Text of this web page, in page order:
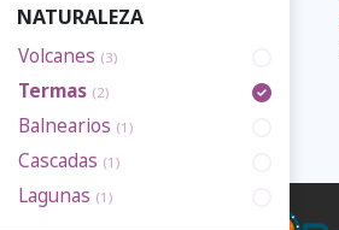
NATURALEZA
Volcanes (3)
Termas (2)
Balnearios (1)
Cascadas (1)
Lagunas (1)